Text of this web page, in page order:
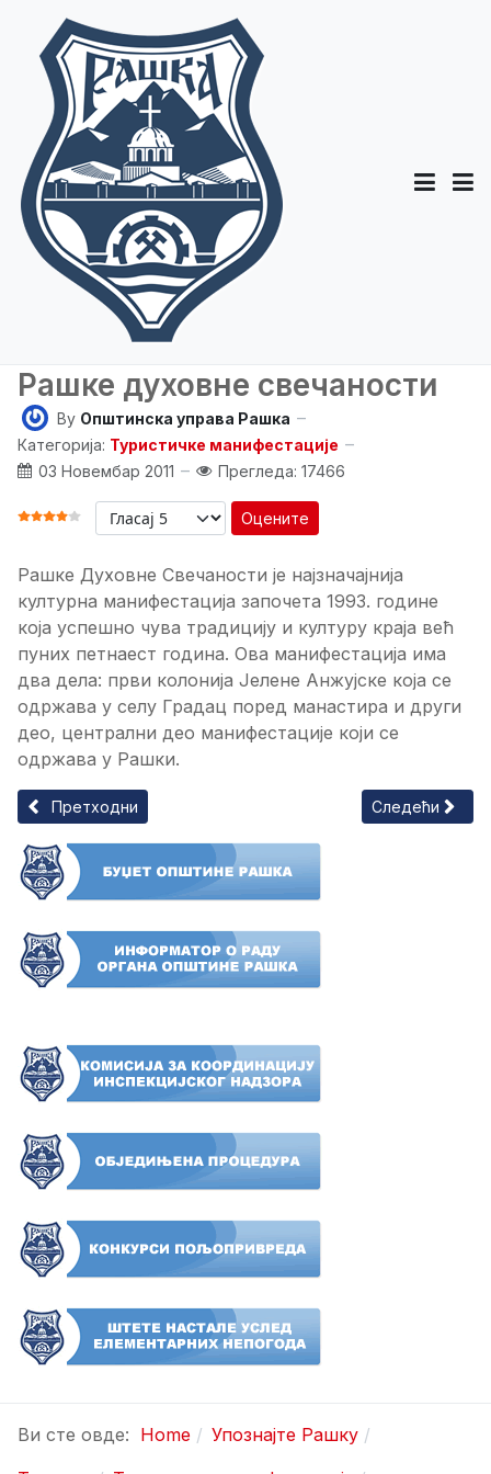
Рашке духовне свечаности
By Општинска управа Рашка
Категорија: Туристичке манифестације
03 Новембар 2011
Прегледа: 17466
ОЦЕНА КОРИСНИКА: 4
Оцените
Рашке Духовне Свечаности је најзначајнија
културна манифестација започета 1993. године
која успешно чува традицију и културу краја већ
пуних петнаест година. Ова манифестација има
два дела: први колонија Јелене Анжујске која се
одржава у селу Градац поред манастира и други
део, централни део манифестације који се
одржава у Рашки.
Претходни чланак: Академија Јелена Анжујска
Претходни Следећи
Следећи
Ви сте овде: Home
Упознајте Рашку